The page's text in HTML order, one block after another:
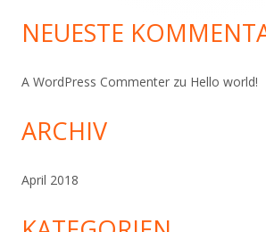
NEUESTE
A WordPress Commenter zu Hello world!
ARCHIV
April 2018